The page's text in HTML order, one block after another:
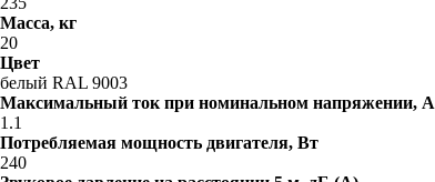
Масса, кг
20
Цвет
белый RAL 9003
Максимальный ток при номинальном напряжении, A
1.1
Потребляемая мощность двигателя, Вт
240